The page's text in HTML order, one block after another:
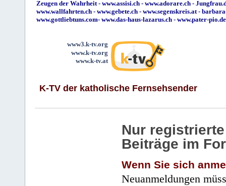
Zeugen der Wahrheit- www.assisi.ch - www.adorare.ch -
www.wallfahrten.ch - www.gebete.ch - www.segenskreis.at-
www.gottliebtuns.com- www.das-haus-lazarus.ch - www.pater-pio.de
www3.k-tv.org
www.k-tv.org
www.k-tv.at
K-TV der katholische Fernsehsender
Nur
Beiträge im
Wenn Sie sich
Neuanmeldungen